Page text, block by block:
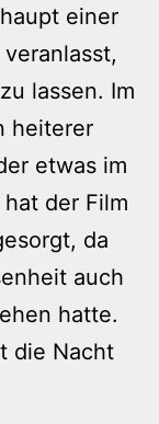
einer
lassen. Im
heiterer
etwas im
der Film
da
auch
hatte.
die Nacht